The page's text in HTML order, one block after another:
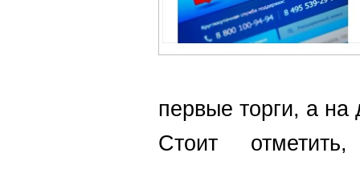
первые торги, а на
Стоит